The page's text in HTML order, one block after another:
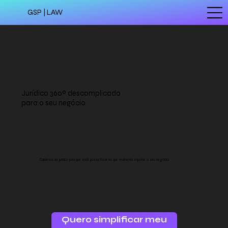
GSP LAW
Jurídico 360º descomplicado
para o seu negócio
Quero simplificar meu
Cuidamos do jurídico para que você possa focar no que realmente importa: o seu negócio!